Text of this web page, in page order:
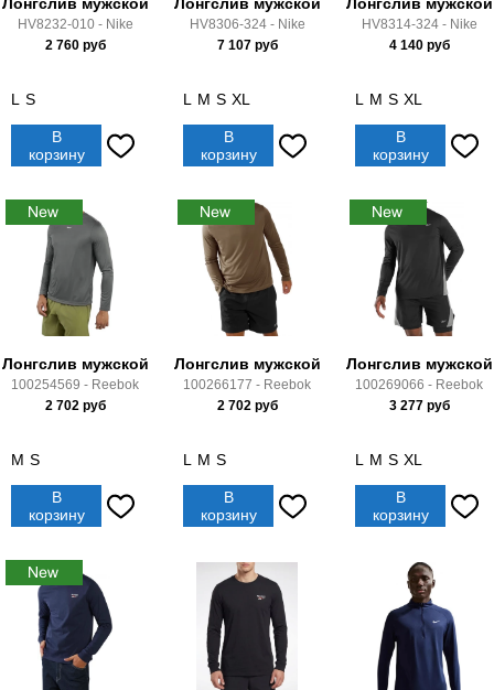
HV8232-010 - Nike
2 760руб
L S
В
корзину
HV8306-324 - Nike
7 107руб
L M S XL
В
корзину
HV8314-324 - Nike
4 140руб
L M S XL
В
корзину
Лонгслив мужской
100254569 - Reebok
2 702руб
M S
В
корзину
Лонгслив мужской
100266177 - Reebok
2 702руб
L M S
В
корзину
Лонгслив мужской
100269066 - Reebok
3 277руб
L M S XL
В
корзину